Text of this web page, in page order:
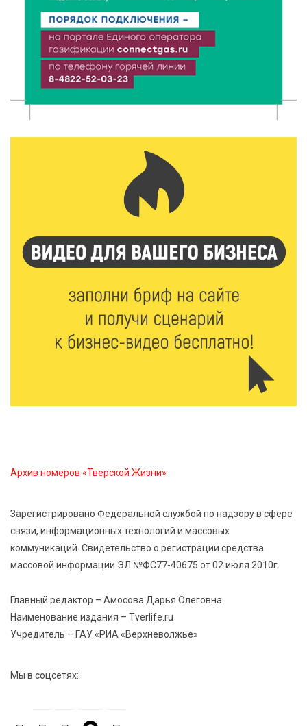
7 Авг 2026 11:17 73
Энергетики «Тверьэнерго» готовятся к ухудшению
погодных условий
7 Авг 2026 11:01 142
можно увидеть на новой выставке в Торжке
221
В Тверской области 7 августа ожидаются ливни,
грозы и сильный ветер
7 Авг 2026 10:56 134
Юные таланты Твери могут вписать свои семьи в
7 Авг 2026 10:32 161
«Сказки леса» в Кимрах: новая выставка
7 Авг 2026 09:32 216
школьники из Твери и Палестины объединились
ради диалога культур
7 Авг 2026 09:02 204
здоровый образ жизни и навыки дорожной
безопасности
Архив номеров «Тверской Жизни»
Зарегистрировано Федеральной службой по надзору в сфере
связи, информационных технологий и массовых
коммуникаций. Свидетельство о регистрации средства
массовой информации ЭЛ №ФС77-40675 от 02 июля 2010г.
Главный редактор – Амосова Дарья Олеговна
Наименование издания – Tverlife.ru
Учредитель – ГАУ «РИА «Верхневолжье»
Мы в соцсетях: